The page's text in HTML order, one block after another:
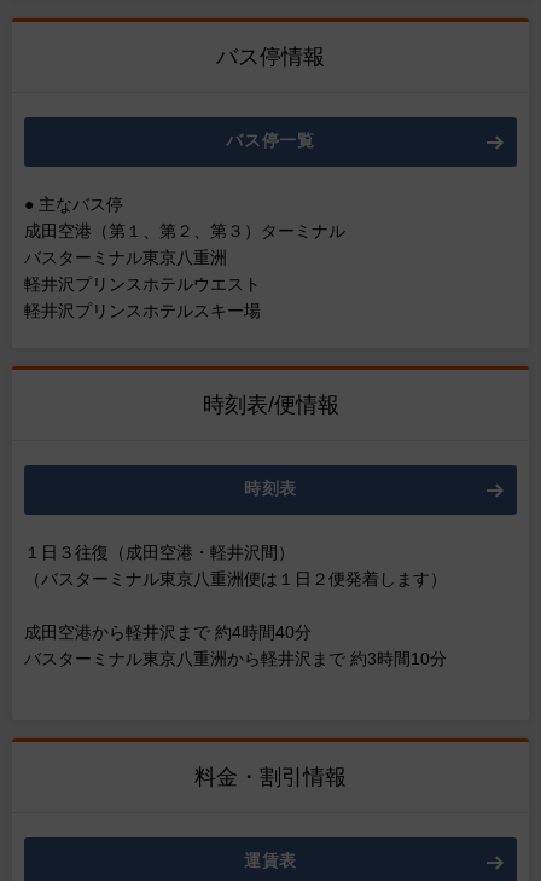
バス停情報
バス停一覧
● 主なバス停
成田空港（第１、第２、第３）ターミナル
バスターミナル東京八重洲
軽井沢プリンスホテルウエスト
軽井沢プリンスホテルスキー場
時刻表/便情報
時刻表
１日３往復（成田空港・軽井沢間）
（バスターミナル東京八重洲便は１日２便発着します）
成田空港から軽井沢まで 約4時間40分
バスターミナル東京八重洲から軽井沢まで 約3時間10分
料金・割引情報
運賃表